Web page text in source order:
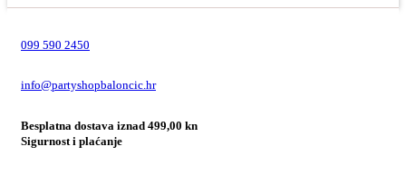
099 590 2450
info@partyshopbaloncic.hr
Besplatna dostava iznad 499,00 kn
Sigurnost i plaćanje